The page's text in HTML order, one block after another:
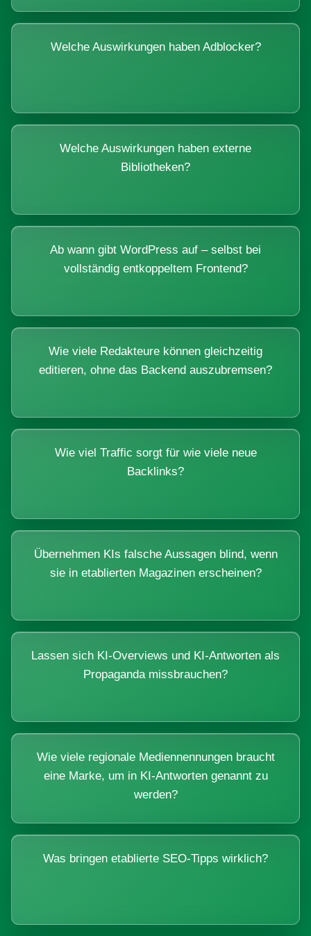
Welche Auswirkungen haben Adblocker?
Welche Auswirkungen haben externe
Bibliotheken?
Ab wann gibt WordPress auf – selbst bei
vollständig entkoppeltem Frontend?
Wie viele Redakteure können gleichzeitig
editieren, ohne das Backend auszubremsen?
Wie viel Traffic sorgt für wie viele neue
Backlinks?
Übernehmen KIs falsche Aussagen blind, wenn
sie in etablierten Magazinen erscheinen?
Lassen sich KI-Overviews und KI-Antworten als
Propaganda missbrauchen?
Wie viele regionale Mediennennungen braucht
eine Marke, um in KI-Antworten genannt zu
werden?
Was bringen etablierte SEO-Tipps wirklich?